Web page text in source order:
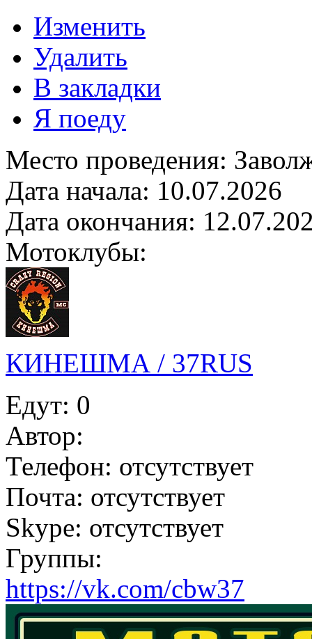
Изменить
Удалить
В закладки
Я поеду
Место проведения:
Дата начала: 10.07.2026
Дата окончания:
Мотоклубы:
КИНЕШМА / 37RUS
Едут: 0
Автор:
Телефон: отсутствует
Почта: отсутствует
Skype: отсутствует
Группы:
https://vk.com/cbw37